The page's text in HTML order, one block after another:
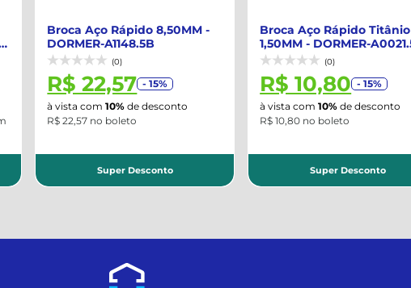
Broca Aço Rápido 8,50MM -
DORMER-A1148.5B
(0)
R$ 22,57 - 15%
à vista com10%de desconto
R$ 22,57 no boleto
Super Desconto
Broca Aço Rápido Titânio
1,50MM - DORMER-A0021.5
(0)
R$ 10,80 - 15%
à vista com10%de desconto
R$ 10,80 no boleto
Super Desconto